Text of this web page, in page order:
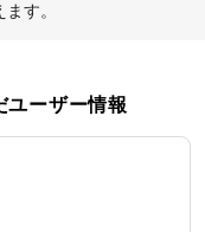
す。
ユーザー情報